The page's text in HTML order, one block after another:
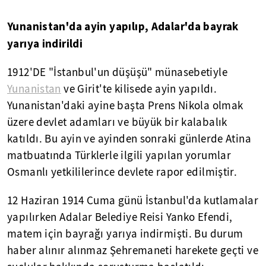
Yunanistan'da ayin yapılıp, Adalar'da bayrak
yarıya indirildi
1912'DE "İstanbul'un düşüşü" münasebetiyle
Yunanistan ve Girit'te kilisede ayin yapıldı.
Yunanistan'daki ayine başta Prens Nikola olmak
üzere devlet adamları ve büyük bir kalabalık
katıldı. Bu ayin ve ayinden sonraki günlerde Atina
matbuatında Türklerle ilgili yapılan yorumlar
Osmanlı yetkililerince devlete rapor edilmiştir.
12 Haziran 1914 Cuma günü İstanbul'da kutlamalar
yapılırken Adalar Belediye Reisi Yanko Efendi,
matem için bayrağı yarıya indirmişti. Bu durum
haber alınır alınmaz Şehremaneti harekete geçti ve